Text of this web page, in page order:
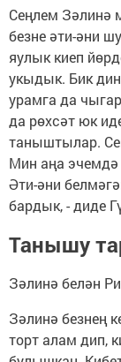
Сеңлем Зәлинә
безне әти-әни
яулык киеп
укыдык. Бик
урамга да
да рөхсәт юк
таныштылар.
Мин аңа эчемдә
Әти-әни
бардык, - диде
Танышу
Зәлинә белән
Зәлинә безнең
торт алам дип,